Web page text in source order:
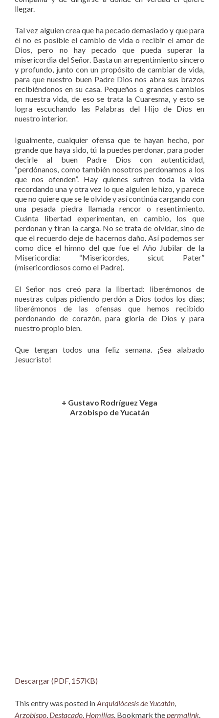
llegar.
Tal vez alguien crea que ha pecado demasiado y que para
él no es posible el cambio de vida o recibir el amor de
Dios, pero no hay pecado que pueda superar la
misericordia del Señor. Basta un arrepentimiento sincero
y profundo, junto con un propósito de cambiar de vida,
para que nuestro buen Padre Dios nos abra sus brazos
recibiéndonos en su casa. Pequeños o grandes cambios
en nuestra vida, de eso se trata la Cuaresma, y esto se
logra escuchando las Palabras del Hijo de Dios en
nuestro interior.
Igualmente, cualquier ofensa que te hayan hecho, por
grande que haya sido, tú la puedes perdonar, para poder
decirle al buen Padre Dios con autenticidad,
“perdónanos, como también nosotros perdonamos a los
que nos ofenden”. Hay quienes sufren toda la vida
recordando una y otra vez lo que alguien le hizo, y parece
que no quiere que se le olvide y así continúa cargando con
una pesada piedra llamada rencor o resentimiento.
Cuánta libertad experimentan, en cambio, los que
perdonan y tiran la carga. No se trata de olvidar, sino de
que el recuerdo deje de hacernos daño. Así podemos ser
como dice el himno del que fue el Año Jubilar de la
Misericordia: “Misericordes, sicut Pater”
(misericordiosos como el Padre).
El Señor nos creó para la libertad: liberémonos de
nuestras culpas pidiendo perdón a Dios todos los días;
liberémonos de las ofensas que hemos recibido
perdonando de corazón, para gloria de Dios y para
nuestro propio bien.
Que tengan todos una feliz semana. ¡Sea alabado
Jesucristo!
+ Gustavo Rodríguez Vega
Arzobispo de Yucatán
Descargar (PDF, 157KB)
This entry was posted inArquidiócesis de Yucatán
Arzobispo Destacado Homilías . Bookmark the permalink